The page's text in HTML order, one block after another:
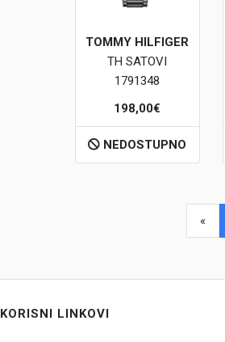
TOMMY HILFIGER
TH SATOVI
1791348
198,00€
NEDOSTUPNO
«
KORISNI LINKOVI